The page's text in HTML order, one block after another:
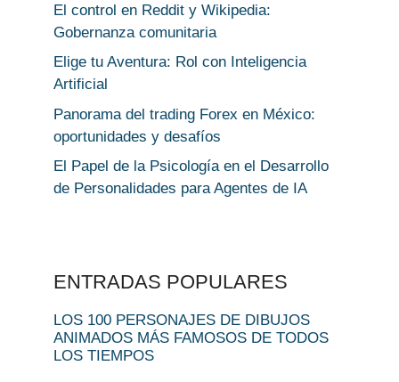
El control en Reddit y Wikipedia:
Gobernanza comunitaria
Elige tu Aventura: Rol con Inteligencia
Artificial
Panorama del trading Forex en México:
oportunidades y desafíos
El Papel de la Psicología en el Desarrollo
de Personalidades para Agentes de IA
ENTRADAS POPULARES
LOS 100 PERSONAJES DE DIBUJOS
ANIMADOS MÁS FAMOSOS DE TODOS
LOS TIEMPOS